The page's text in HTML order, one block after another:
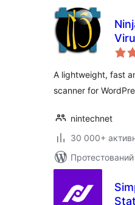
A lightweight, fast
scanner for
nintechnet
30 000+